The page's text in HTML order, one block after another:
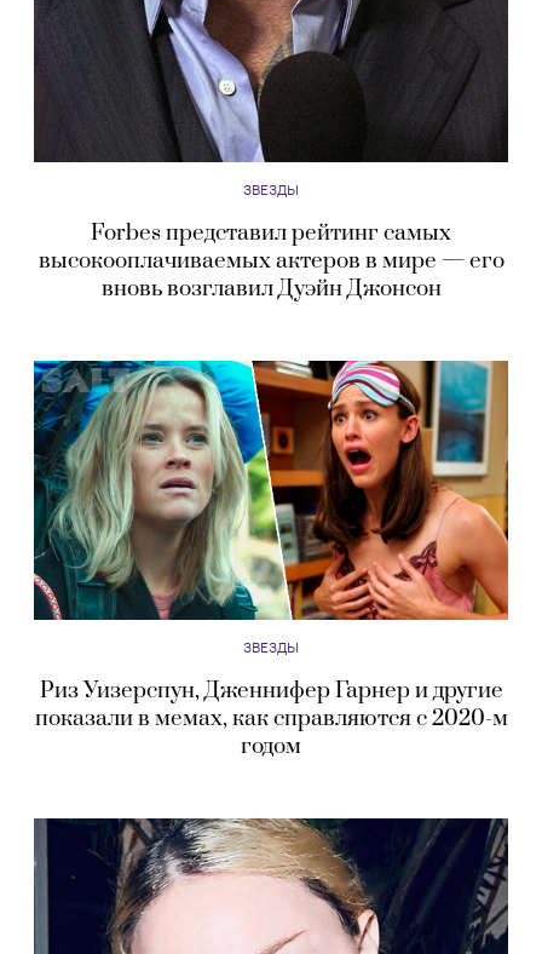
ЗВЕЗДЫ
Forbes представил рейтинг самых
высокооплачиваемых актеров в мире — его
вновь возглавил Дуэйн Джонсон
ЗВЕЗДЫ
Риз Уизерспун, Дженнифер Гарнер и другие
показали в мемах, как справляются с 2020-м
годом